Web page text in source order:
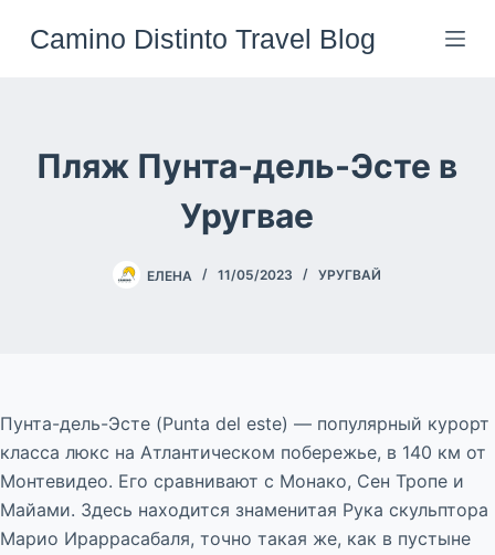
Camino Distinto Travel Blog
Пляж Пунта-дель-Эсте в
Уругвае
ЕЛЕНА 11/05/2023 УРУГВАЙ
Пунта-дель-Эсте (Punta del este) — популярный курорт
класса люкс на Атлантическом побережье, в 140 км от
Монтевидео. Его сравнивают с Монако, Сен Тропе и
Майами. Здесь находится знаменитая Рука скульптора
Марио Ираррасабаля, точно такая же, как в пустыне